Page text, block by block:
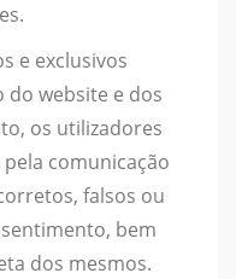
e exclusivos
do website e dos
os utilizadores
comunicação
falsos ou
bem
dos mesmos.